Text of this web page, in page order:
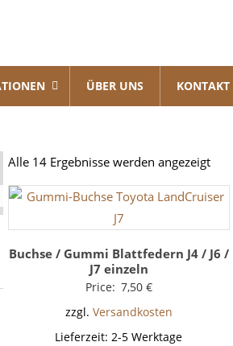
ÜBER UNS KONTAKT
Alle 14 Ergebnisse werden angezeigtNach
Buchse / Gummi Blattfedern J4 / J6 /
J7 einzeln
Price: 7,50 €
zzgl. Versandkosten
Lieferzeit:2-5 Werktage